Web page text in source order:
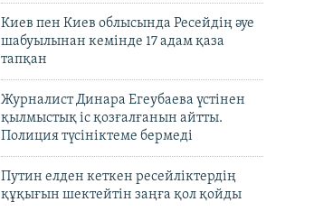
Киев пен Киев облысында Ресейдің әуе
шабуылынан кемінде 17 адам қаза
тапқан
Журналист Динара Егеубаева үстінен
қылмыстық іс қозғалғанын айтты.
Полиция түсініктеме бермеді
Путин елден кеткен ресейліктердің
құқығын шектейтін заңға қол қойды